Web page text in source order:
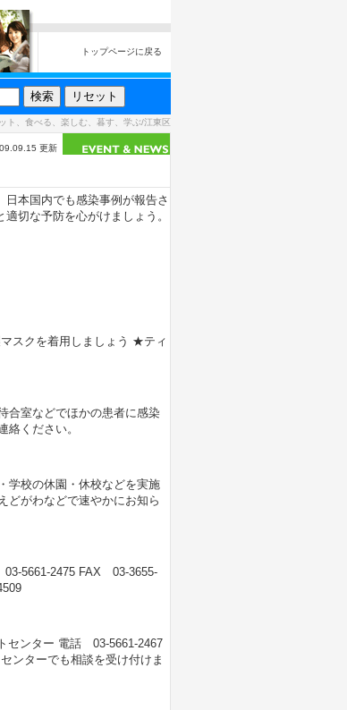
トップページに戻る
ト、食べる、楽しむ、暮す、学ぶ/江東区
09.09.15 更新
本国内でも感染事例が報告さ
切な予防を心がけましょう。
スクを着用しましょう ★ティ
合室などでほかの患者に感染
ください。
学校の休園・休校などを実施
どがわなどで速やかにお知ら
5661-2475 FAX 03-3655-
センター 電話 03-5661-2467
ンターでも相談を受け付けま